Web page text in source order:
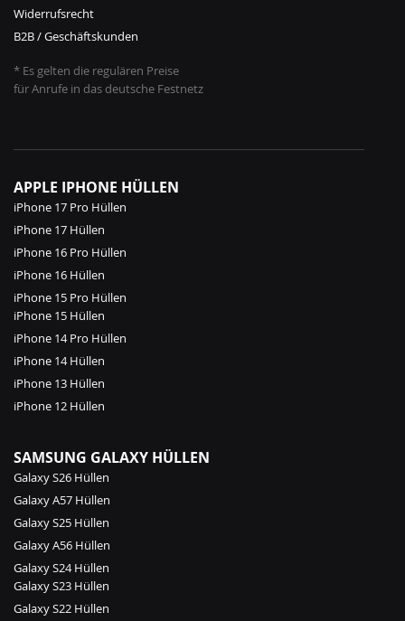
Widerrufsrecht
B2B / Geschäftskunden
* Es gelten die regulären Preise
für Anrufe in das deutsche Festnetz
APPLE IPHONE HÜLLEN
iPhone 17 Pro Hüllen
iPhone 17 Hüllen
iPhone 16 Pro Hüllen
iPhone 16 Hüllen
iPhone 15 Pro Hüllen
iPhone 15 Hüllen
iPhone 14 Pro Hüllen
iPhone 14 Hüllen
iPhone 13 Hüllen
iPhone 12 Hüllen
SAMSUNG GALAXY HÜLLEN
Galaxy S26 Hüllen
Galaxy A57 Hüllen
Galaxy S25 Hüllen
Galaxy A56 Hüllen
Galaxy S24 Hüllen
Galaxy S23 Hüllen
Galaxy S22 Hüllen